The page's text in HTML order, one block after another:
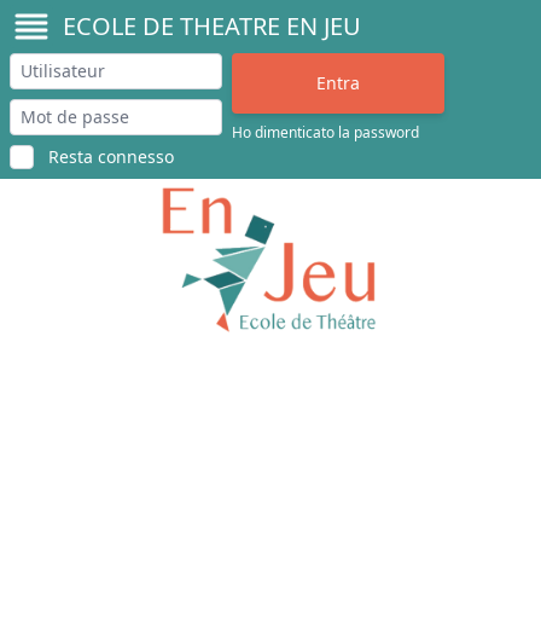
ECOLE DE THEATRE EN JEU
Resta connesso
Ho dimenticato la password